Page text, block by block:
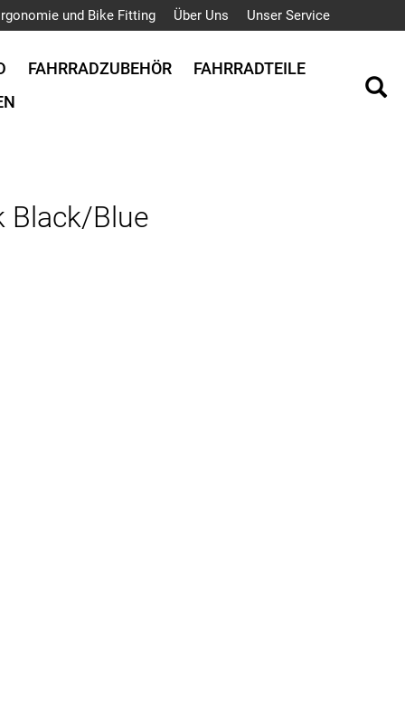
und Bike Fitting Über Uns Unser Service
FAHRRADZUBEHÖR
FAHRRADTEILE
Black/Blue